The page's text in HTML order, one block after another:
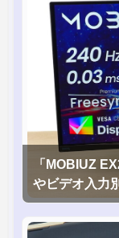
「MOBIUZ
やビデオ入力
グモニタを徹